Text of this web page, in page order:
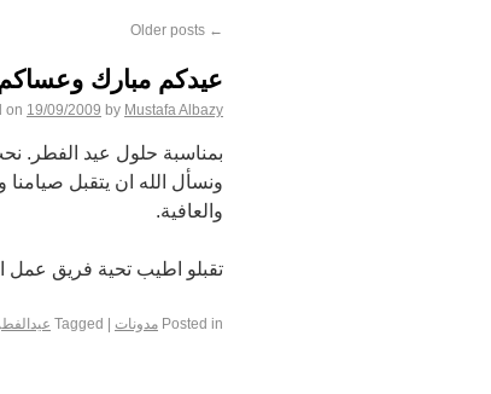
←
عيدكم مبارك
on 19/09/2009 by Mustafa Albazy
بمناسبة حلول عيد الفطر.
ونسأل الله ان يتقبل
والعافية.
تقبلو اطيب تحية فريق عمل
Posted in مدونات Tagged عيدالفطر